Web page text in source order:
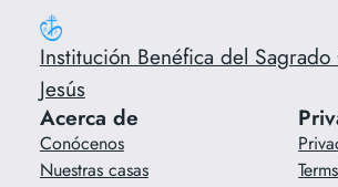
Institución Benéfica del
Jesús
Acerca de
Conócenos
Nuestras casas